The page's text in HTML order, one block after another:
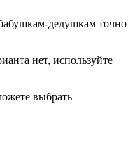
дедушкам точно
нет, используйте
выбрать